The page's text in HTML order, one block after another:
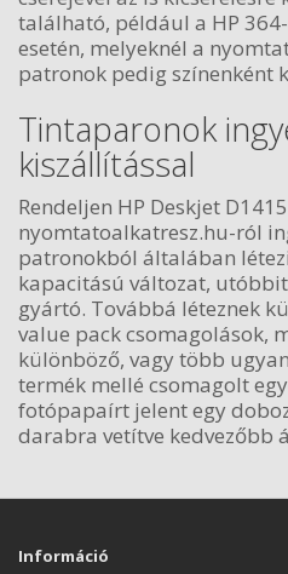
található, például a HP
esetén, melyeknél a
patronok pedig színenként
Tintaparonok
kiszállítással
Rendeljen HP Deskjet
nyomtatoalkatresz.hu-ról
patronokból általában
kapacitású változat,
gyártó. Továbbá léteznek
value pack csomagolások,
különböző, vagy több
termék mellé csomagolt
fotópapaírt jelent egy
darabra vetítve kedvezőbb
Információ